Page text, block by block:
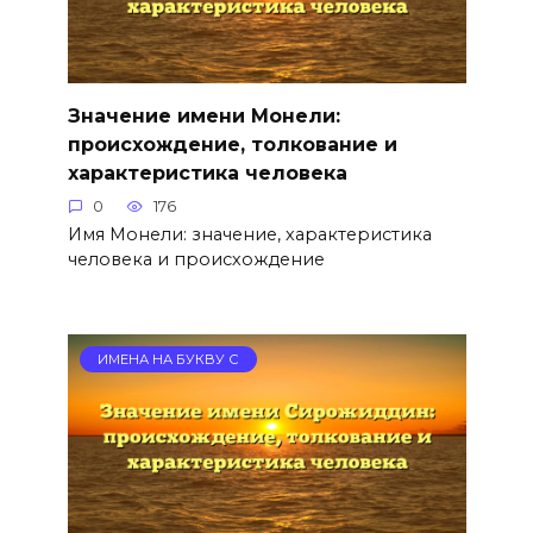
Значение имени Монели:
происхождение, толкование и
характеристика человека
0 176
Имя Монели: значение, характеристика
человека и происхождение
ИМЕНА НА БУКВУ С